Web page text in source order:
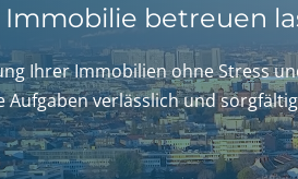
betreuen
Ihrer Immobilien ohne Stress
Aufgaben verlässlich und